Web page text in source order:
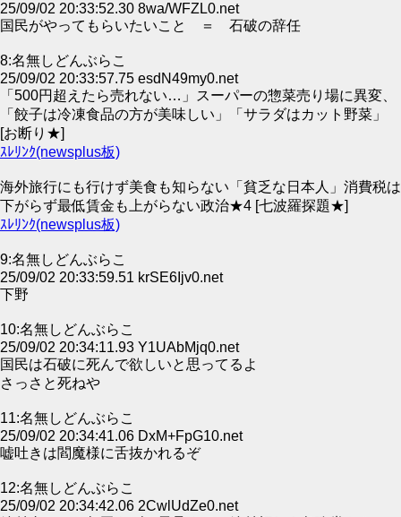
25/09/02 20:33:52.30 8wa/WFZL0.net
国民がやってもらいたいこと ＝ 石破の辞任
8:名無しどんぶらこ
25/09/02 20:33:57.75 esdN49my0.net
「500円超えたら売れない…」スーパーの惣菜売り場に異変、
「餃子は冷凍食品の方が美味しい」「サラダはカット野菜」
[お断り★]
ｽﾚﾘﾝｸ(newsplus板)
海外旅行にも行けず美食も知らない「貧乏な日本人」消費税は
下がらず最低賃金も上がらない政治★4 [七波羅探題★]
ｽﾚﾘﾝｸ(newsplus板)
9:名無しどんぶらこ
25/09/02 20:33:59.51 krSE6Ijv0.net
下野
10:名無しどんぶらこ
25/09/02 20:34:11.93 Y1UAbMjq0.net
国民は石破に死んで欲しいと思ってるよ
さっさと死ねや
11:名無しどんぶらこ
25/09/02 20:34:41.06 DxM+FpG10.net
嘘吐きは閻魔様に舌抜かれるぞ
12:名無しどんぶらこ
25/09/02 20:34:42.06 2CwlUdZe0.net